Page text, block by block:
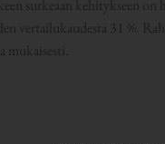
surkeaan kehitykseen
vertailukaudesta 31 %.
mukaisesti.